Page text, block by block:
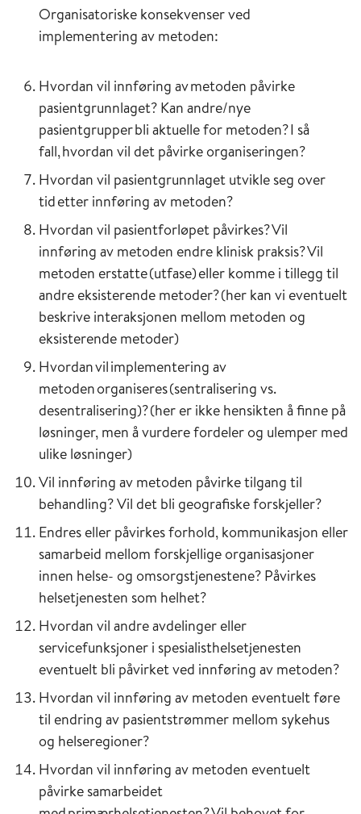
Organisatoriske konsekvenser ved
implementering av metoden:
Hvordan vil innføring av metoden påvirke
pasientgrunnlaget? Kan andre/nye
pasientgrupper bli aktuelle for metoden? I så
fall, hvordan vil det påvirke organiseringen?
Hvordan vil pasientgrunnlaget utvikle seg over
tid etter innføring av metoden?
Hvordan vil pasientforløpet påvirkes? Vil
innføring av metoden endre klinisk praksis? Vil
metoden erstatte (utfase) eller komme i tillegg til
andre eksisterende metoder? (her kan vi eventuelt
beskrive interaksjonen mellom metoden og
eksisterende metoder)
Hvordan vil implementering av
metoden organiseres (sentralisering vs.
desentralisering)? (her er ikke hensikten å finne på
løsninger, men å vurdere fordeler og ulemper med
ulike løsninger)
Vil innføring av metoden påvirke tilgang til
behandling? Vil det bli geografiske forskjeller?
Endres eller påvirkes forhold, kommunikasjon eller
samarbeid mellom forskjellige organisasjoner
innen helse- og omsorgstjenestene? Påvirkes
helsetjenesten som helhet?
Hvordan vil andre avdelinger eller
servicefunksjoner i spesialisthelsetjenesten
eventuelt bli påvirket ved innføring av metoden?
Hvordan vil innføring av metoden eventuelt føre
til endring av pasientstrømmer mellom sykehus
og helseregioner?
Hvordan vil innføring av metoden eventuelt
påvirke samarbeidet